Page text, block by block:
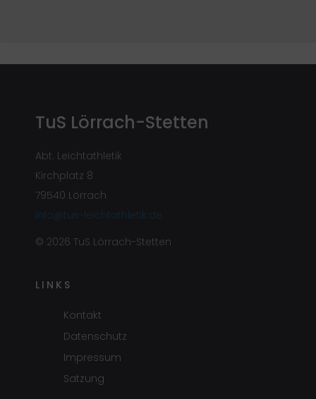
TuS Lörrach-Stetten
Abt. Leichtathletik
Kirchplatz 8
79540 Lörrach
info@tus-leichtathletik.de
© 2026 TuS Lörrach-Stetten
LINKS
Kontakt
Datenschutz
Impressum
Satzung